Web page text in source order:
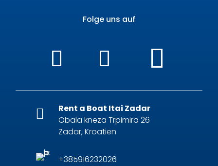
Folge uns auf

Rent a Boat Itai Zadar
Obala kneza Trpimira 26
Zadar, Kroatien
+385916232026